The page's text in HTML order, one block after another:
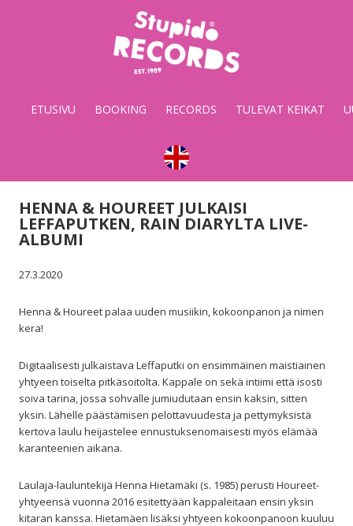
Stupido
Records
&
ETUSIVU BOOKING RECORDS TULEVAT KEIKAT
HENNA & HOUREET JULKAISI
LEFFAPUTKEN, RAIN DIARYLTA LIVE-
ALBUMI
27.3.2020
Henna & Houreet palaa uuden musiikin, kokoonpanon ja nimen
kera!
Digitaalisesti julkaistava Leffaputki on ensimmäinen maistiainen
yhtyeen toiselta pitkäsoitolta. Kappale on sekä intiimi että isosti
soiva tarina, jossa sohvalle jumiudutaan ensin kaksin, sitten
yksin. Lähelle päästämisen pelottavuudesta ja pettymyksistä
kertova laulu heijastelee ennustuksenomaisesti myös elämää
karanteenien aikana.
Laulaja-lauluntekijä Henna Hietamäki (s. 1985) perusti Houreet-
yhtyeensä vuonna 2016 esitettyään kappaleitaan ensin yksin
kitaran kanssa. Hietamäen lisäksi yhtyeen kokoonpanoon kuuluu